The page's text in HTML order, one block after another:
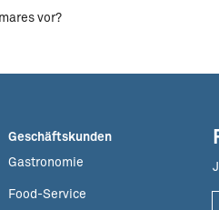
vor?
Geschäftskunden
Gastronomie
Food-Service